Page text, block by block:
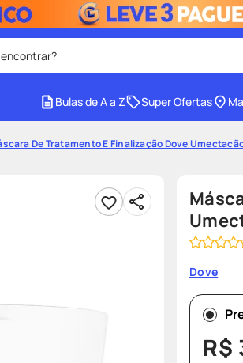
4º protetor solar
8º
protetor solar
Bulas de A a Z Super Ofertas
De Tratamento E Finalização Dove
Dove
R$